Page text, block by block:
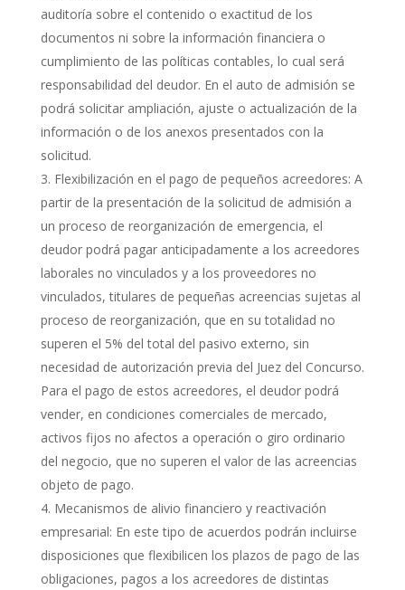
auditoría sobre el contenido o exactitud de los
documentos ni sobre la información financiera o
cumplimiento de las políticas contables, lo cual será
responsabilidad del deudor. En el auto de admisión se
podrá solicitar ampliación, ajuste o actualización de la
información o de los anexos presentados con la
solicitud.
Flexibilización en el pago de pequeños acreedores: A
partir de la presentación de la solicitud de admisión a
un proceso de reorganización de emergencia, el
deudor podrá pagar anticipadamente a los acreedores
laborales no vinculados y a los proveedores no
vinculados, titulares de pequeñas acreencias sujetas al
proceso de reorganización, que en su totalidad no
superen el 5% del total del pasivo externo, sin
necesidad de autorización previa del Juez del Concurso.
Para el pago de estos acreedores, el deudor podrá
vender, en condiciones comerciales de mercado,
activos fijos no afectos a operación o giro ordinario
del negocio, que no superen el valor de las acreencias
objeto de pago.
Mecanismos de alivio financiero y reactivación
empresarial: En este tipo de acuerdos podrán incluirse
disposiciones que flexibilicen los plazos de pago de las
obligaciones, pagos a los acreedores de distintas